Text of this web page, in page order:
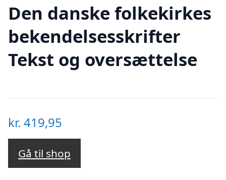
Den danske folkekirkes
bekendelsesskrifter
Tekst og oversættelse
kr. 419,95
Gå til shop